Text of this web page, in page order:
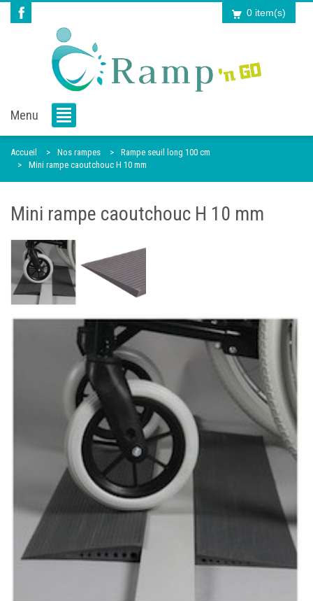
0 item(s)
Menu
Accueil Nos rampes
Rampe seuil long 100 cm
Mini rampe caoutchouc H 10 mm
Mini rampe caoutchouc H 10 mm